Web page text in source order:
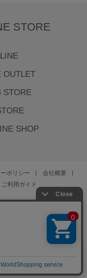
0
ート
STORE
OUTLET
STORE
SHOP
ポリシー
会社概要
ご利用ガイド